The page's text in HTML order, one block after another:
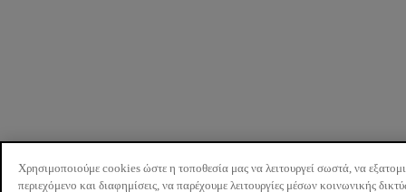
Χρησιμοποιούμε cookies ώστε η τοποθεσία μας να λειτουργεί σωστά, να
περιεχόμενο και διαφημίσεις, να παρέχουμε λειτουργίες μέσων κοινωνικής